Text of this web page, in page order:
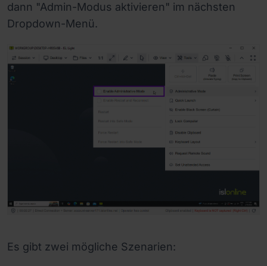
dann "Admin-Modus aktivieren" im nächsten
Dropdown-Menü.
Es gibt zwei mögliche Szenarien: